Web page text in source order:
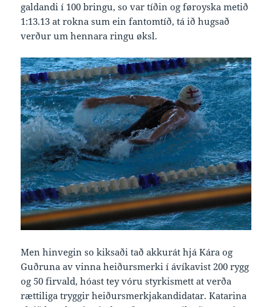
galdandi í 100 bringu, so var tíðin og føroyska metið
1:13.13 at rokna sum ein fantomtíð, tá ið hugsað
verður um hennara ringu øksl.
Men hinvegin so kiksaði tað akkurát hjá Kára og
Guðruna av vinna heiðursmerki í ávíkavist 200 rygg
og 50 firvald, hóast tey vóru styrkismett at verða
rættiliga tryggir heiðursmerkjakandidatar. Katarina